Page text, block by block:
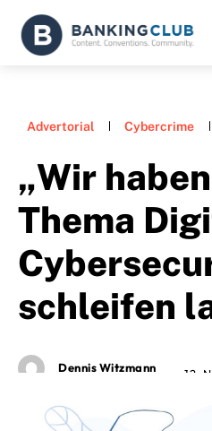
Advertorial Cybercrime
„Wir
Thema
schleifen
Dennis Witzmann 12.